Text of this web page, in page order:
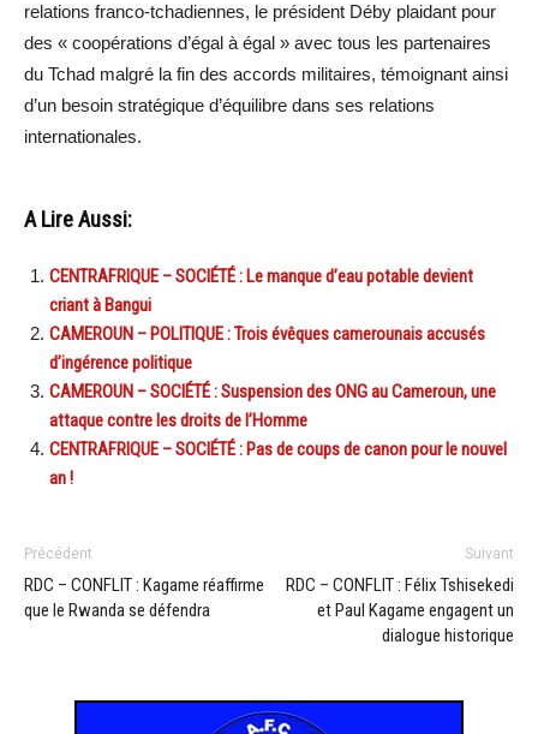
relations franco-tchadiennes, le président Déby plaidant pour
des « coopérations d’égal à égal » avec tous les partenaires
du Tchad malgré la fin des accords militaires, témoignant ainsi
d’un besoin stratégique d’équilibre dans ses relations
internationales.
A Lire Aussi:
CENTRAFRIQUE – SOCIÉTÉ : Le manque d’eau potable devient
criant à Bangui
CAMEROUN – POLITIQUE : Trois évêques camerounais accusés
d’ingérence politique
CAMEROUN – SOCIÉTÉ : Suspension des ONG au Cameroun, une
attaque contre les droits de l’Homme
CENTRAFRIQUE – SOCIÉTÉ : Pas de coups de canon pour le nouvel
an !
Précédent
RDC – CONFLIT : Kagame réaffirme
que le Rwanda se défendra
Suivant
RDC – CONFLIT : Félix Tshisekedi
et Paul Kagame engagent un
dialogue historique